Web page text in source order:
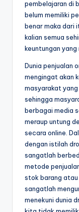
pembelajaran di
belum memiliki
benar maka dari
kalian semua
keuntungan yang
Dunia penjualan
mengingat akan
masyarakat
sehingga
berbagai media
meraup untung
secara online.
dengan istilah
sangatlah
metode
stok barang atau
sangatlah
menekuni dunia